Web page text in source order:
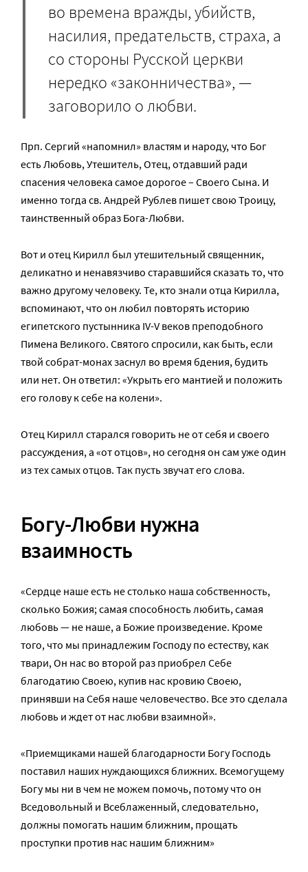
во времена вражды, убийств,
насилия, предательств, страха, а
со стороны Русской церкви
нередко «законничества», —
заговорило о любви.
Прп. Сергий «напомнил» властям и народу, что Бог
есть Любовь, Утешитель, Отец, отдавший ради
спасения человека самое дорогое – Своего Сына. И
именно тогда св. Андрей Рублев пишет свою Троицу,
таинственный образ Бога-Любви.
Вот и отец Кирилл был утешительный священник,
деликатно и ненавязчиво старавшийся сказать то, что
важно другому человеку. Те, кто знали отца Кирилла,
вспоминают, что он любил повторять историю
египетского пустынника IV-V веков преподобного
Пимена Великого. Святого спросили, как быть, если
твой собрат-монах заснул во время бдения, будить
или нет. Он ответил: «Укрыть его мантией и положить
его голову к себе на колени».
Отец Кирилл старался говорить не от себя и своего
рассуждения, а «от отцов», но сегодня он сам уже один
из тех самых отцов. Так пусть звучат его слова.
Богу-Любви нужна
взаимность
«Сердце наше есть не столько наша собственность,
сколько Божия; самая способность любить, самая
любовь — не наше, а Божие произведение. Кроме
того, что мы принадлежим Господу по естеству, как
твари, Он нас во второй раз приобрел Себе
благодатию Своею, купив нас кровию Своею,
принявши на Себя наше человечество. Все это сделала
любовь и ждет от нас любви взаимной».
«Приемщиками нашей благодарности Богу Господь
поставил наших нуждающихся ближних. Всемогущему
Богу мы ни в чем не можем помочь, потому что он
Вседовольный и Всеблаженный, следовательно,
должны помогать нашим ближним, прощать
проступки против нас нашим ближним»